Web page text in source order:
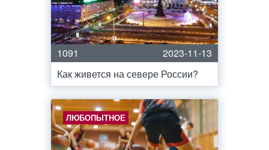
1091
2023-11-13
Как живется на севере России?
ЛЮБОПЫТНОЕ